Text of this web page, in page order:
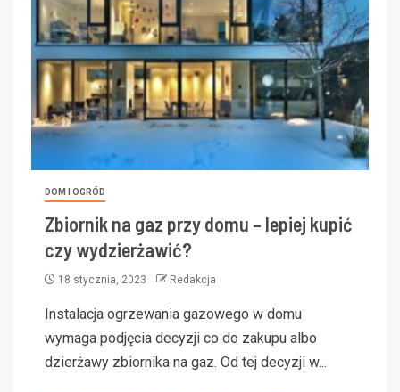
DOM I OGRÓD
Zbiornik na gaz przy domu – lepiej kupić
czy wydzierżawić?
18 stycznia, 2023 Redakcja
Instalacja ogrzewania gazowego w domu
wymaga podjęcia decyzji co do zakupu albo
dzierżawy zbiornika na gaz. Od tej decyzji w...